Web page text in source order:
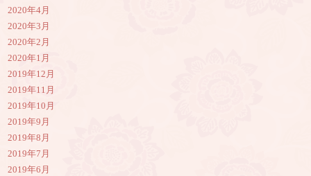
2020年4月
2020年3月
2020年2月
2020年1月
2019年12月
2019年11月
2019年10月
2019年9月
2019年8月
2019年7月
2019年6月